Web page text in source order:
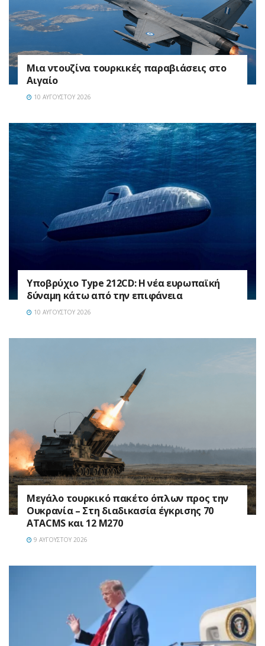
Μια ντουζίνα τουρκικές παραβιάσεις στο
Αιγαίο
10 ΑΥΓΟΎΣΤΟΥ 2026
Υποβρύχιο Type 212CD: Η νέα ευρωπαϊκή
δύναμη κάτω από την επιφάνεια
10 ΑΥΓΟΎΣΤΟΥ 2026
Μεγάλο τουρκικό πακέτο όπλων προς την
Ουκρανία – Στη διαδικασία έγκρισης 70
ATACMS και 12 M270
9 ΑΥΓΟΎΣΤΟΥ 2026